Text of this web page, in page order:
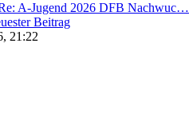
A-Jugend 2026 DFB Nachwuc…
Beitrag
21:22